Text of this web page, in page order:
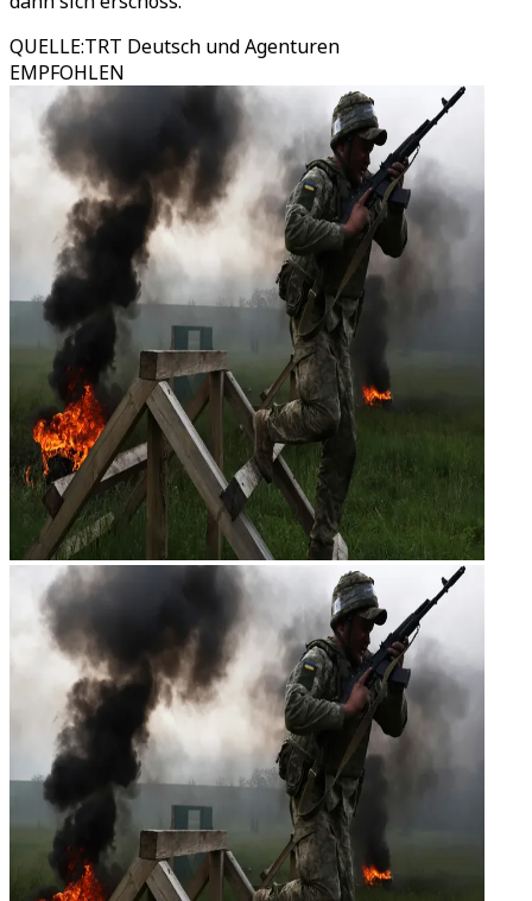
QUELLE:TRT Deutsch und Agenturen
EMPFOHLEN